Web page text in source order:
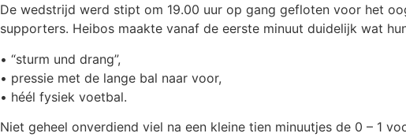
De wedstrijd werd stipt om 19.00 uur op gang gefloten voor het
supporters. Heibos maakte vanaf de eerste minuut duidelijk wat
• “sturm und drang”,
• pressie met de lange bal naar voor,
• héél fysiek voetbal.
Niet geheel onverdiend viel na een kleine tien minuutjes de 0 – 1